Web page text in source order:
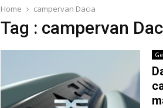
Home campervan Dacia
Tag : campervan